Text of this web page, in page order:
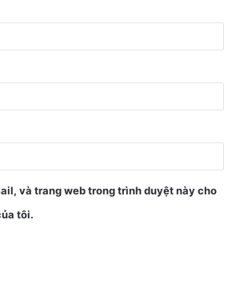
và trang web trong trình duyệt này cho
tôi.